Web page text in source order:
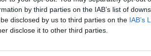
by third parties on the IAB’s list of
disclosed by us to third parties on the IAB’s
disclose it to other third parties.